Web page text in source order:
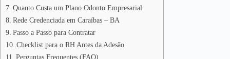
Quanto Custa um Plano Odonto Empresarial
Rede Credenciada em Caraíbas – BA
Passo a Passo para Contratar
Checklist para o RH Antes da Adesão
Perguntas Frequentes (FAQ)